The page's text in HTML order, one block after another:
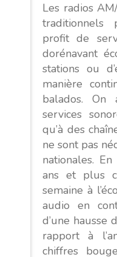
Les radios
traditionnels
profit de
dorénavant
stations ou
manière
balados. On
services
qu’à des
ne sont pas
nationales.
ans et plus
semaine à
audio en
d’une hausse
rapport à
chiffres